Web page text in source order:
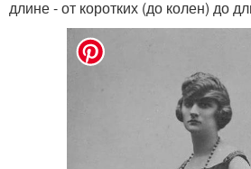
длине - от коротких (до колен) до